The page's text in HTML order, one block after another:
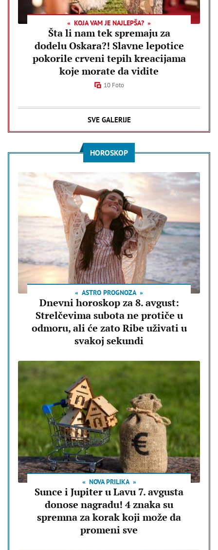
KOJA VAM JE NAJLEPŠA?
Šta li nam tek spremaju za
dodelu Oskara?! Slavne lepotice
pokorile crveni tepih kreacijama
koje morate da vidite
10 Foto
SVE GALERIJE
HOROSKOP
ASTRO PROGNOZA
Dnevni horoskop za 8. avgust:
Strelčevima subota ne protiče u
odmoru, ali će zato Ribe uživati u
svakoj sekundi
NOVA PRILIKA
Sunce i Jupiter u Lavu 7. avgusta
donose nagradu! 4 znaka su
spremna za korak koji može da
promeni sve